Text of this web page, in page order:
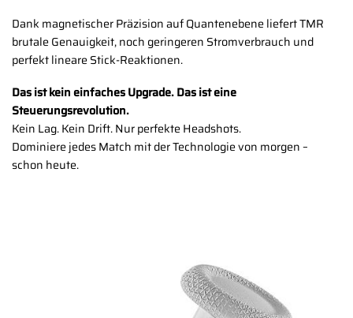
Dank magnetischer Präzision auf Quantenebene liefert TMR
brutale Genauigkeit, noch geringeren Stromverbrauch und
perfekt lineare Stick-Reaktionen.
Das ist kein einfaches Upgrade. Das ist eine
Steuerungsrevolution.
Kein Lag. Kein Drift. Nur perfekte Headshots.
Dominiere jedes Match mit der Technologie von morgen –
schon heute.